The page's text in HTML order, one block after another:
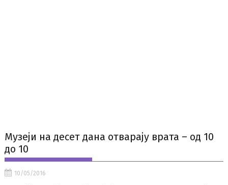
Музеји на десет дана отварају врата – од 10
до 10
10/05/2016